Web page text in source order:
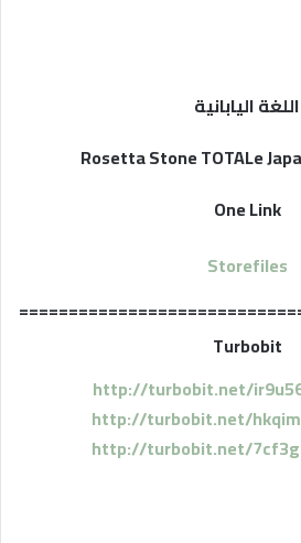
اللغة اليابانية
Rosetta Stone TOTALe
One Link
Storefiles
Turbobit
http://turbobit.net/
http://turbobit.net/
http://turbobit.net/